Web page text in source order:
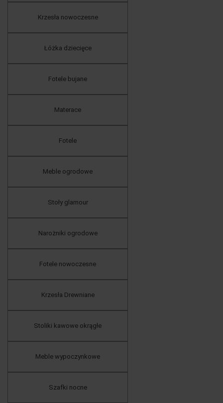
Krzesła nowoczesne
Łóżka dziecięce
Fotele bujane
Materace
Fotele
Meble ogrodowe
Stoły glamour
Narożniki ogrodowe
Fotele nowoczesne
Krzesła Drewniane
Stoliki kawowe okrągłe
Meble wypoczynkowe
Szafki nocne